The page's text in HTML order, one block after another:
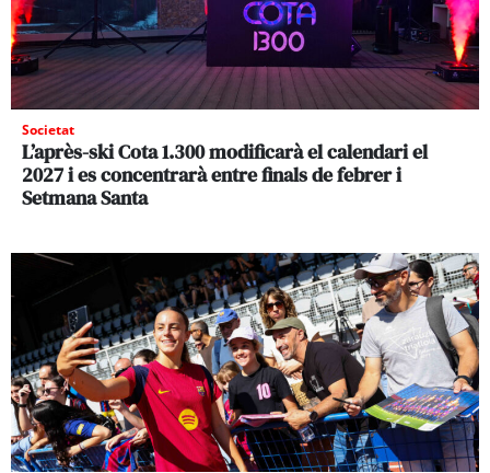
Societat
L’après-ski Cota 1.300 modificarà el calendari el
2027 i es concentrarà entre finals de febrer i
Setmana Santa